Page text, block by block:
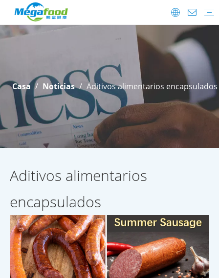
Casa / Noticias / Aditivos alimentarios encapsulados
Aditivos alimentarios
encapsulados